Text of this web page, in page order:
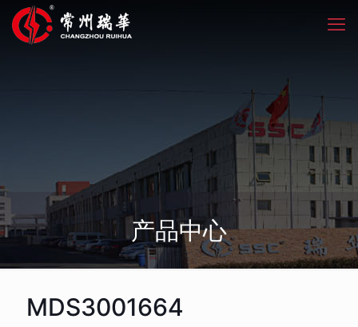
产品中心
MDS3001664